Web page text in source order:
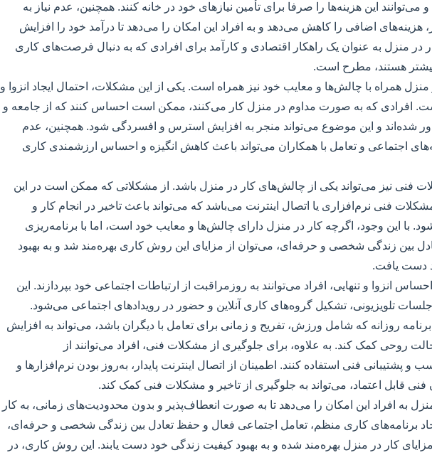
می‌توانند این هزینه‌ها را صرفا برای تأمین نیازهای خود در خانه کنند. همچنین، عدم نیاز به
هزینه‌های اضافی را کاهش می‌دهد و به افراد این امکان را می‌دهد تا درآمد خود را افزایش
در منزل به عنوان یک راهکار اقتصادی و کارآمد برای افرادی که به دنبال فرصت‌های کاری
هستند، مطرح است.
منزل همراه با چالش‌ها و معایب خود نیز همراه است. یکی از این مشکلات، احتمال ایجاد انزوا و
افرادی که به صورت مداوم در منزل کار می‌کنند، ممکن است احساس کنند که از جامعه و
دور شده‌اند و این موضوع می‌تواند منجر به افزایش استرس و افسردگی شود. همچنین، عدم
اجتماعی و تعامل با همکاران می‌تواند باعث کاهش انگیزه و احساس ارزشمندی کاری
فنی نیز می‌تواند یکی از چالش‌های کار در منزل باشد. از مشکلاتی که ممکن است در این
فنی نرم‌افزاری یا اتصال اینترنت می‌باشد که می‌تواند باعث تاخیر در انجام کار و
با این وجود، اگرچه کار در منزل دارای چالش‌ها و معایب خود است، اما با برنامه‌ریزی
بین زندگی شخصی و حرفه‌ای، می‌توان از مزایای این روش کاری بهره‌مند شد و به بهبود
دست یافت.
انزوا و تنهایی، افراد می‌توانند به روزمراقبت از ارتباطات اجتماعی خود بپردازند. این
تلویزیونی، تشکیل گروه‌های کاری آنلاین و حضور در رویدادهای اجتماعی می‌شود.
روزانه که شامل ورزش، تفریح و زمانی برای تعامل با دیگران باشد، می‌تواند به افزایش
روحی کمک کند. به علاوه، برای جلوگیری از مشکلات فنی، افراد می‌توانند از
و پشتیبانی فنی استفاده کنند. اطمینان از اتصال اینترنت پایدار، به‌روز بودن نرم‌افزارها و
فنی قابل اعتماد، می‌تواند به جلوگیری از تاخیر و مشکلات فنی کمک کند.
به افراد این امکان را می‌دهد تا به صورت انعطاف‌پذیر و بدون محدودیت‌های زمانی، به کار
ایجاد برنامه‌های کاری منظم، تعامل اجتماعی فعال و حفظ تعادل بین زندگی شخصی و حرفه‌ای،
مزایای کار در منزل بهره‌مند شده و به بهبود کیفیت زندگی خود دست یابند. این روش کاری، در